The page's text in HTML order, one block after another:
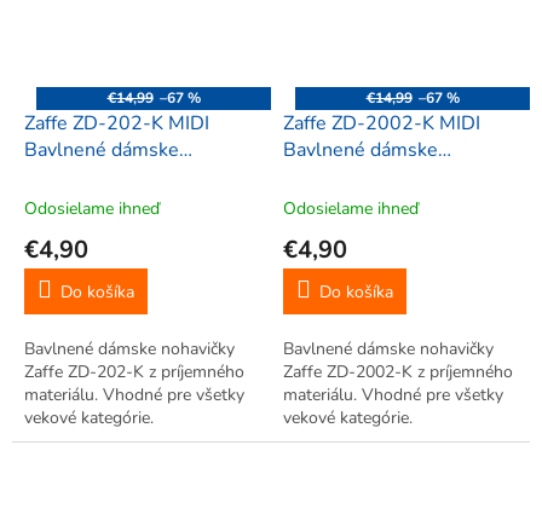
€14,99 –67 %
Zaffe ZD-202-K MIDI
Bavlnené dámske
telová
Odosielame ihneď
€4,90
Do košíka
Bavlnené dámske nohavičky
Zaffe ZD-202-K z príjemného
materiálu. Vhodné pre všetky
vekové kategórie.
€14,99 –67 %
Zaffe ZD-2002-K MIDI
Bavlnené dámske
Odosielame ihneď
€4,90
Do košíka
Bavlnené dámske nohavičky
Zaffe ZD-2002-K z príjemného
materiálu. Vhodné pre všetky
vekové kategórie.